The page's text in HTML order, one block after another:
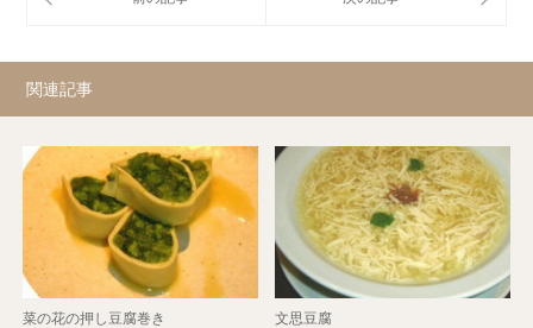
関連記事
菜の花の押し豆腐巻き 文思豆腐